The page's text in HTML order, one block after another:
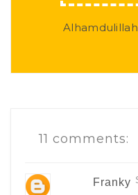
11 comments:
Franky